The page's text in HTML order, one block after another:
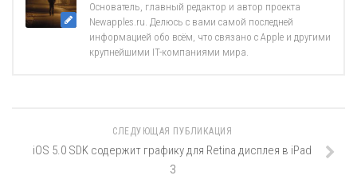
Основатель, главный редактор и автор проекта
Newapples.ru. Делюсь с вами самой последней
информацией обо всём, что связано с Apple и другими
крупнейшими IT-компаниями мира.
СЛЕДУЮЩАЯ ПУБЛИКАЦИЯ
iOS 5.0 SDK содержит графику для Retina дисплея в iPad
3